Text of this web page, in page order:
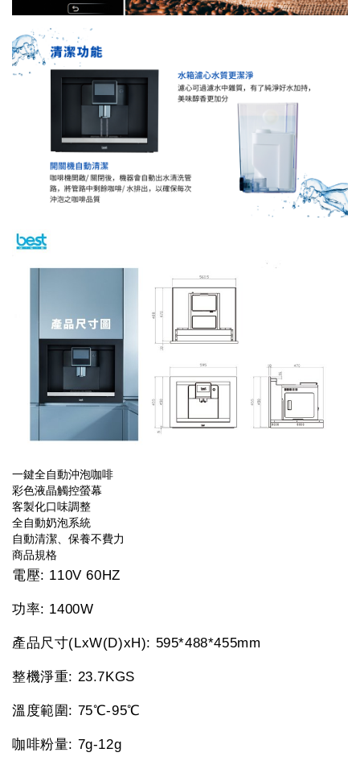
一鍵全自動沖泡咖啡
彩色液晶觸控螢幕
客製化口味調整
全自動奶泡系統
自動清潔、保養不費力
商品規格
電壓: 110V 60HZ
功率: 1400W
產品尺寸(LxW(D)xH): 595*488*455mm
整機淨重: 23.7KGS
溫度範圍: 75℃-95℃
咖啡粉量: 7g-12g